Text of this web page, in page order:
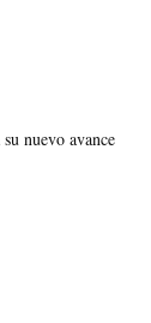
nuevo avance